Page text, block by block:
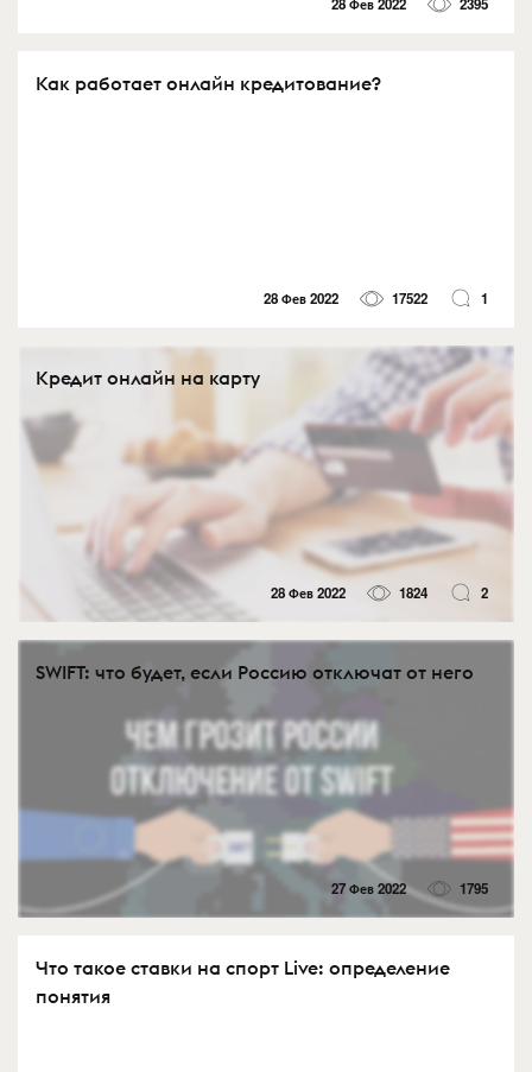
Как работает онлайн кредитование?
28 Фев 2022 17522 1
Кредит онлайн на карту
28 Фев 2022 1824 2
SWIFT: что будет, если Россию отключат от него
27 Фев 2022 1795
Что такое ставки на спорт Live: определение
понятия